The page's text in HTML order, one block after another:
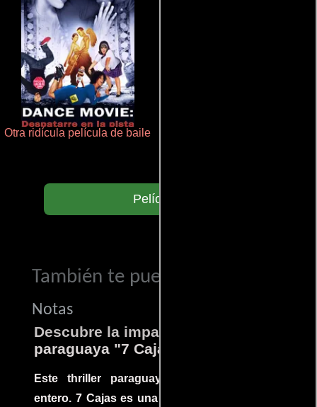
Otra ridícula película de baile
Películas
También te puede interesar...
Notas
Descubre la impactante película
paraguaya "7 Cajas"
Este thriller paraguayo cautivó al mundo
entero. 7 Cajas es una explosión de acción y